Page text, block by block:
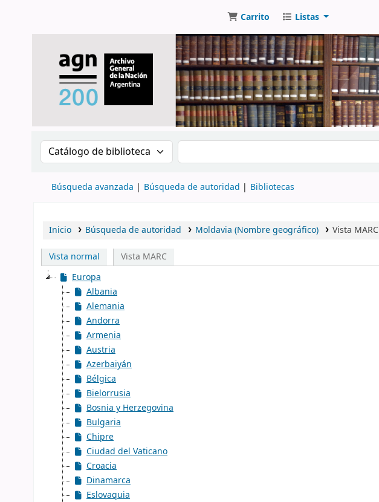
Carrito Listas
Buscar en el catálogo por: Buscar en el catálogo
Búsqueda avanzada Búsqueda de autoridad Bibliotecas
Inicio Búsqueda de autoridad Moldavia (Nombre geográfico) Vista MARC
Vista normal
Vista MARC
Europa
Albania
Alemania
Andorra
Armenia
Austria
Azerbaiyán
Bélgica
Bielorrusia
Bosnia y Herzegovina
Bulgaria
Chipre
Ciudad del Vaticano
Croacia
Dinamarca
Eslovaquia